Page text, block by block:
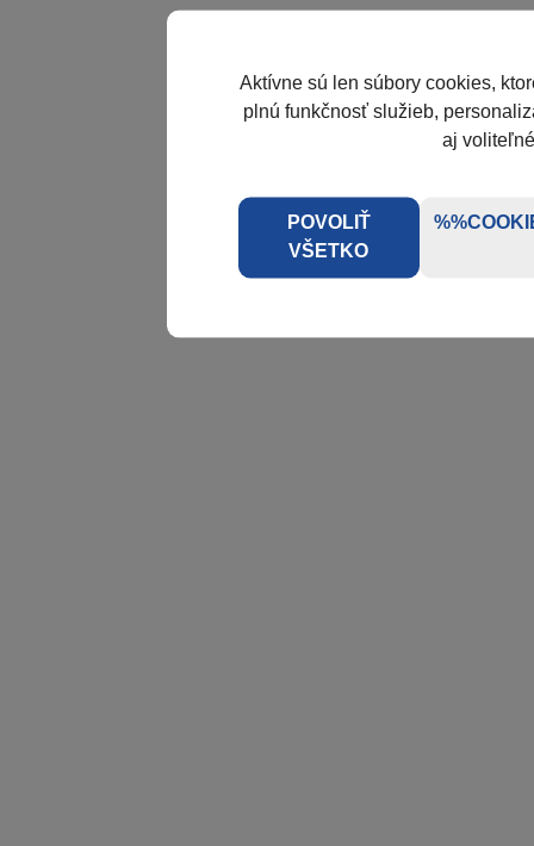
Aktívne sú len súbory cookies,
plnú funkčnosť služieb,
aj
POVOLIŤ
VŠETKO